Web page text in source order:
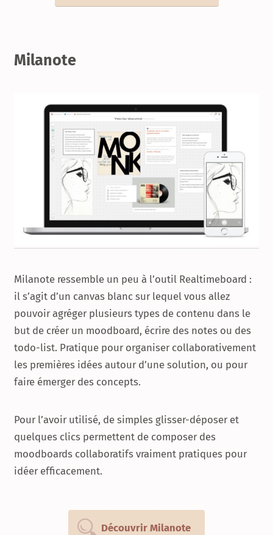
Milanote
Milanote ressemble un peu à l’outil Realtimeboard :
il s’agit d’un canvas blanc sur lequel vous allez
pouvoir agréger plusieurs types de contenu dans le
but de créer un moodboard, écrire des notes ou des
todo-list. Pratique pour organiser collaborativement
les premières idées autour d’une solution, ou pour
faire émerger des concepts.
Pour l’avoir utilisé, de simples glisser-déposer et
quelques clics permettent de composer des
moodboards collaboratifs vraiment pratiques pour
idéer efficacement.
Découvrir Milanote